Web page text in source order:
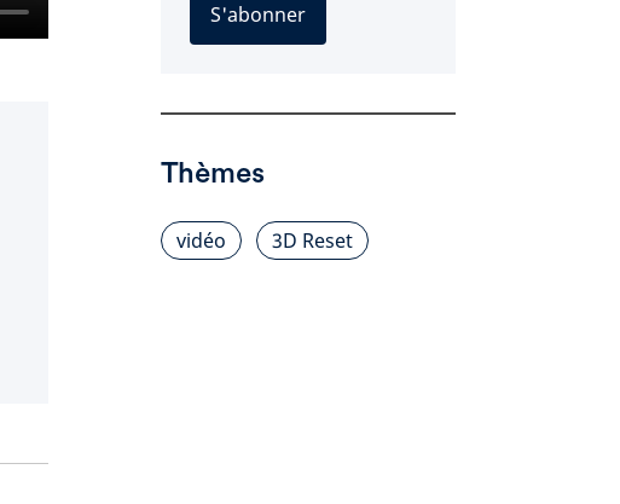
S'abonner
Thèmes
vidéo 3D Reset